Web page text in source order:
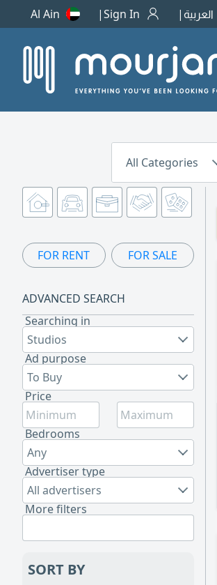
Al Ain Sign In العربية
All Categories
FOR RENT FOR SALE
ADVANCED SEARCH
Searching in
Studios
Ad purpose
To Buy
Price
Bedrooms
Any
Advertiser type
All advertisers
More filters
SORT BY